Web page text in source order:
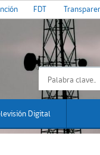
FDT
Digital